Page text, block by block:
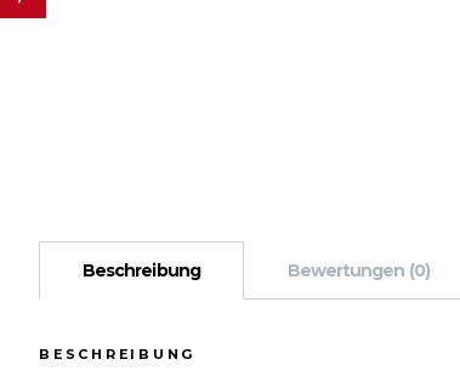
Beschreibung Bewertungen (0)
BESCHREIBUNG